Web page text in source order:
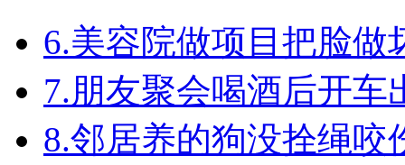
6.美容院做项目把脸做
7.朋友聚会喝酒后开
8.邻居养的狗没拴绳